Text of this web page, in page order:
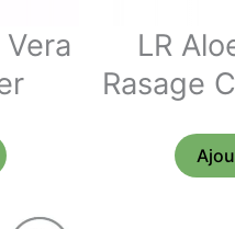
Vera
LR
Rasage